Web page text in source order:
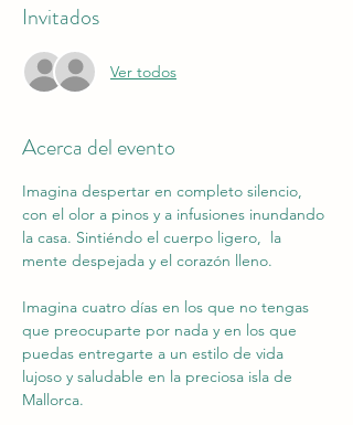
Invitados
Ver todos
Acerca del evento
Imagina despertar en completo silencio,
con el olor a pinos y a infusiones inundando
la casa. Sintiéndo el cuerpo ligero,  la
mente despejada y el corazón lleno.
Imagina cuatro días en los que no tengas
que preocuparte por nada y en los que
puedas entregarte a un estilo de vida
lujoso y saludable en la preciosa isla de
Mallorca.